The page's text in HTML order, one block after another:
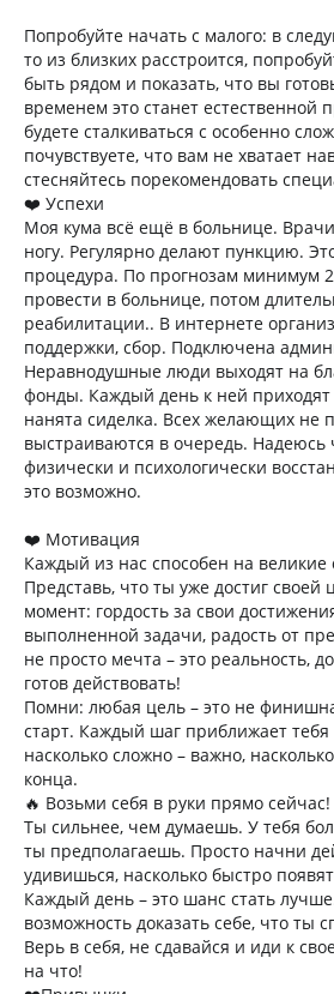
Попробуйте начать с малого: в
то из близких расстроится,
быть рядом и показать, что вы
временем это станет естественной
будете сталкиваться с особенно
почувствуете, что вам не хватает
стесняйтесь порекомендовать
❤️ Успехи
Моя кума всё ещё в больнице.
ногу. Регулярно делают пункцию.
процедура. По прогнозам минимум
провести в больнице, потом
реабилитации.. В интернете
поддержки, сбор. Подключена
Неравнодушные люди выходят на
фонды. Каждый день к ней приходят
нанята сиделка. Всех желающих не
выстраиваются в очередь. Надеюсь
физически и психологически
это возможно.
❤️ Мотивация
Каждый из нас способен на
Представь, что ты уже достиг своей
момент: гордость за свои
выполненной задачи, радость от
не просто мечта – это реальность,
готов действовать!
Помни: любая цель – это не
старт. Каждый шаг приближает
насколько сложно – важно,
конца.
🔥 Возьми себя в руки прямо сейчас!
Ты сильнее, чем думаешь. У тебя
ты предполагаешь. Просто начни
удивишься, насколько быстро
Каждый день – это шанс стать
возможность доказать себе, что ты
Верь в себя, не сдавайся и иди к
на что!